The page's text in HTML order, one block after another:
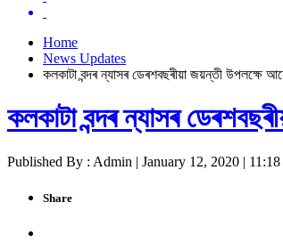
Home
News Updates
কলকাটা বন্দৰ ন্যাসৰ ডেৰশবছৰীয়া জয়ন্তী উপলক্ষে
কলকাটা বন্দৰ ন্যাসৰ
Published By : Admin | January 12, 2020 |
Share